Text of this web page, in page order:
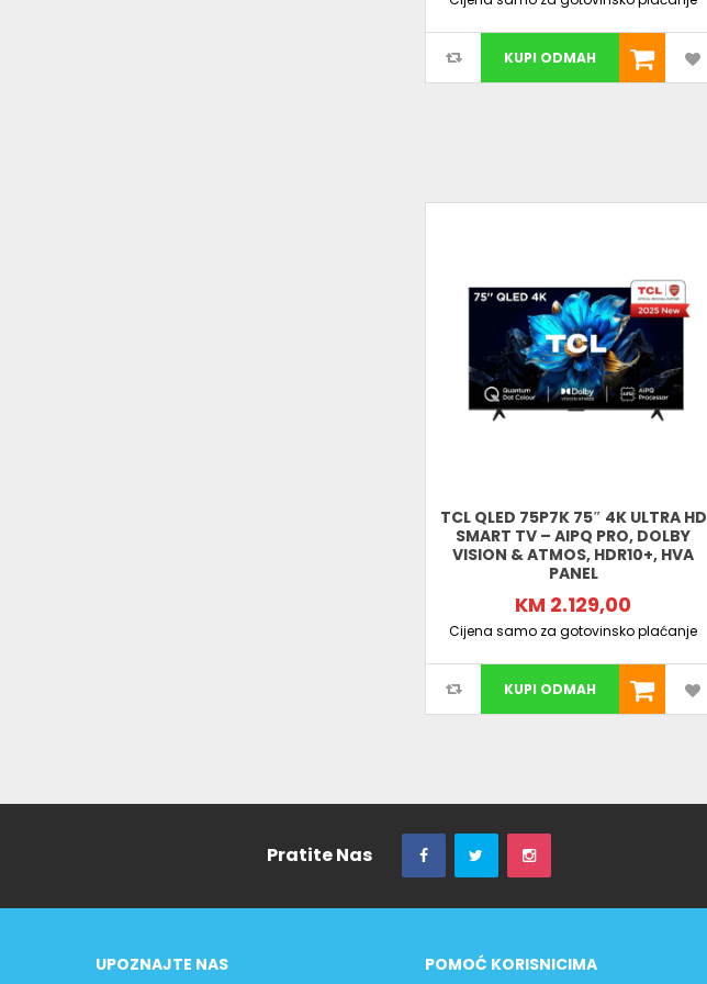
KUPI ODMAH
TCL QLED 75P7K 75″ 4K ULTRA HD
SMART TV – AIPQ PRO, DOLBY
VISION & ATMOS, HDR10+, HVA
PANEL
KM 2.129,00
Cijena samo za gotovinsko plaćanje
KUPI ODMAH
Pratite Nas
UPOZNAJTE NAS POMOĆ KORISNICIMA